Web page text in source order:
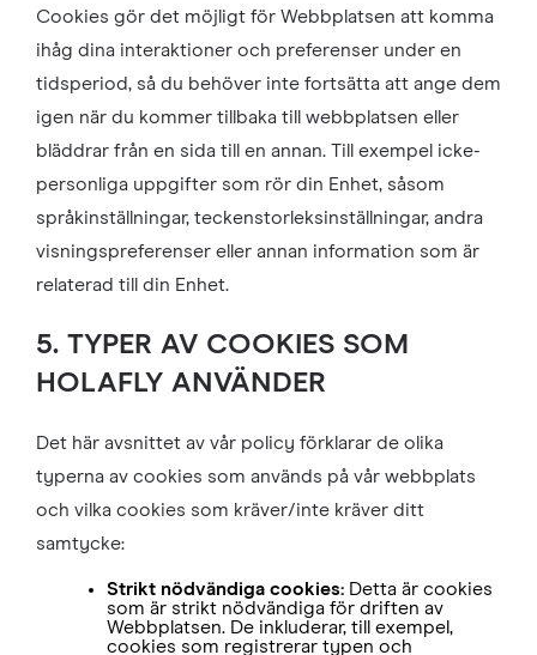
Cookies gör det möjligt för Webbplatsen att komma
ihåg dina interaktioner och preferenser under en
tidsperiod, så du behöver inte fortsätta att ange dem
igen när du kommer tillbaka till webbplatsen eller
bläddrar från en sida till en annan. Till exempel icke-
personliga uppgifter som rör din Enhet, såsom
språkinställningar, teckenstorleksinställningar, andra
visningspreferenser eller annan information som är
relaterad till din Enhet.
5. TYPER AV COOKIES SOM
HOLAFLY ANVÄNDER
Det här avsnittet av vår policy förklarar de olika
typerna av cookies som används på vår webbplats
och vilka cookies som kräver/inte kräver ditt
samtycke:
Strikt nödvändiga cookies: Detta är cookies
som är strikt nödvändiga för driften av
Webbplatsen. De inkluderar, till exempel,
cookies som registrerar typen och